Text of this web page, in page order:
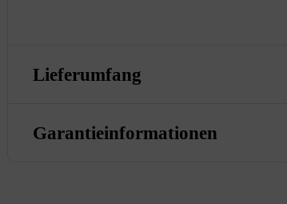
Lieferumfang
Garantieinformationen